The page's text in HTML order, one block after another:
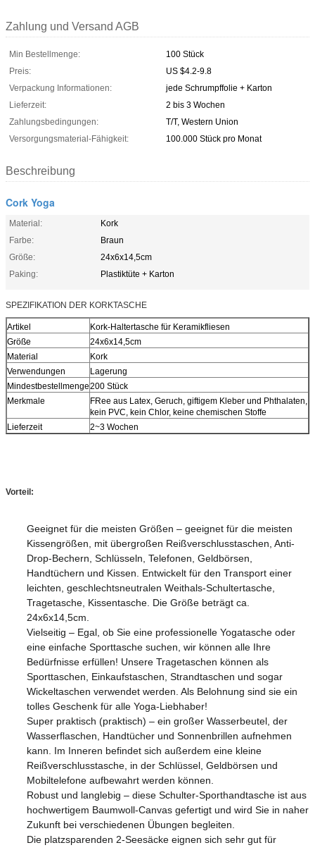
Zahlung und Versand AGB
Min Bestellmenge:
100 Stück
Preis:
US $4.2-9.8
Verpackung Informationen:
jede Schrumpffolie + Karton
Lieferzeit:
2 bis 3 Wochen
Zahlungsbedingungen:
T/T, Western Union
Versorgungsmaterial-Fähigkeit:
100.000 Stück pro Monat
Beschreibung
Cork Yoga
Material:
Kork
Farbe:
Braun
Größe:
24x6x14,5cm
Paking:
Plastiktüte + Karton
SPEZIFIKATION DER KORKTASCHE
Artikel
Kork-Haltertasche für Keramikfliesen
Größe
24x6x14,5cm
Material
Kork
Verwendungen
Lagerung
Mindestbestellmenge200 Stück
Merkmale
FRee aus Latex, Geruch, giftigem Kleber und Phthalaten,
kein PVC, kein Chlor, keine chemischen Stoffe
Lieferzeit
2~3 Wochen
Vorteil:
Geeignet für die meisten Größen – geeignet für die meisten
Kissengrößen, mit übergroßen Reißverschlusstaschen, Anti-
Drop-Bechern, Schlüsseln, Telefonen, Geldbörsen,
Handtüchern und Kissen. Entwickelt für den Transport einer
leichten, geschlechtsneutralen Weithals-Schultertasche,
Tragetasche, Kissentasche. Die Größe beträgt ca.
24x6x14,5cm.
Vielseitig – Egal, ob Sie eine professionelle Yogatasche oder
eine einfache Sporttasche suchen, wir können alle Ihre
Bedürfnisse erfüllen! Unsere Tragetaschen können als
Sporttaschen, Einkaufstaschen, Strandtaschen und sogar
Wickeltaschen verwendet werden. Als Belohnung sind sie ein
tolles Geschenk für alle Yoga-Liebhaber!
Super praktisch (praktisch) – ein großer Wasserbeutel, der
Wasserflaschen, Handtücher und Sonnenbrillen aufnehmen
kann. Im Inneren befindet sich außerdem eine kleine
Reißverschlusstasche, in der Schlüssel, Geldbörsen und
Mobiltelefone aufbewahrt werden können.
Robust und langlebig – diese Schulter-Sporthandtasche ist aus
hochwertigem Baumwoll-Canvas gefertigt und wird Sie in naher
Zukunft bei verschiedenen Übungen begleiten.
Die platzsparenden 2-Seesäcke eignen sich sehr gut für